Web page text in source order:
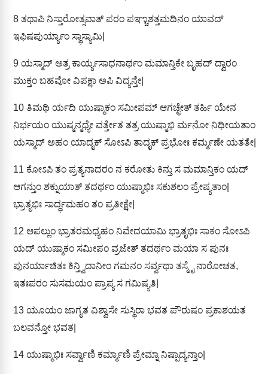
8 ತಥಾಪಿ ನಿಸ್ತಾರೋತ್ಸವಾತ್ ಪರಂ ಪಞ್ಚಾಶತ್ತಮದಿನಂ ಯಾವದ್
ಇಫಿಷಪುರ್ಯ್ಯಾಂ ಸ್ಥಾಸ್ಯಾಮಿ|
9 ಯಸ್ಮಾದ್ ಅತ್ರ ಕಾರ್ಯ್ಯಸಾಧನಾರ್ಥಂ ಮಮಾನ್ತಿಕೇ ಬೃಹದ್ ದ್ವಾರಂ
ಮುಕ್ತಂ ಬಹವೋ ವಿಪಕ್ಷಾ ಅಪಿ ವಿದ್ಯನ್ತೇ|
10 ತಿಮಥಿ ರ್ಯದಿ ಯುಷ್ಮಾಕಂ ಸಮೀಪಮ್ ಆಗಚ್ಛೇತ್ ತರ್ಹಿ ಯೇನ
ನಿರ್ಭಯಂ ಯುಷ್ಮನ್ಮಧ್ಯೇ ವರ್ತ್ತೇತ ತತ್ರ ಯುಷ್ಮಾಭಿ ರ್ಮನೋ ನಿಧೀಯತಾಂ
ಯಸ್ಮಾದ್ ಅಹಂ ಯಾದೃಕ್ ಸೋಽಪಿ ತಾದೃಕ್ ಪ್ರಭೋಃ ಕರ್ಮ್ಮಣೇ ಯತತೇ|
11 ಕೋಽಪಿ ತಂ ಪ್ರತ್ಯನಾದರಂ ನ ಕರೋತು ಕಿನ್ತು ಸ ಮಮಾನ್ತಿಕಂ ಯದ್
ಆಗನ್ತುಂ ಶಕ್ನುಯಾತ್ ತದರ್ಥಂ ಯುಷ್ಮಾಭಿಃ ಸಕುಶಲಂ ಪ್ರೇಷ್ಯತಾಂ|
ಭ್ರಾತೃಭಿಃ ಸಾರ್ದ್ಧಮಹಂ ತಂ ಪ್ರತೀಕ್ಷೇ|
12 ಆಪಲ್ಲುಂ ಭ್ರಾತರಮಧ್ಯಹಂ ನಿವೇದಯಾಮಿ ಭ್ರಾತೃಭಿಃ ಸಾಕಂ ಸೋಽಪಿ
ಯದ್ ಯುಷ್ಮಾಕಂ ಸಮೀಪಂ ವ್ರಜೇತ್ ತದರ್ಥಂ ಮಯಾ ಸ ಪುನಃ
ಪುನರ್ಯಾಚಿತಃ ಕಿನ್ತ್ವಿದಾನೀಂ ಗಮನಂ ಸರ್ವ್ವಥಾ ತಸ್ಮೈ ನಾರೋಚತ,
ಇತಃಪರಂ ಸುಸಮಯಂ ಪ್ರಾಪ್ಯ ಸ ಗಮಿಷ್ಯತಿ|
13 ಯೂಯಂ ಜಾಗೃತ ವಿಶ್ವಾಸೇ ಸುಸ್ಥಿರಾ ಭವತ ಪೌರುಷಂ ಪ್ರಕಾಶಯತ
ಬಲವನ್ತೋ ಭವತ|
14 ಯುಷ್ಮಾಭಿಃ ಸರ್ವ್ವಾಣಿ ಕರ್ಮ್ಮಾಣಿ ಪ್ರೇಮ್ನಾ ನಿಷ್ಪಾದ್ಯನ್ತಾಂ|